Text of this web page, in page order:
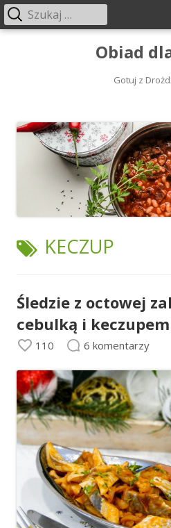
Obiad
Gotuj z
Menu
Szukaj:
TAGI:
KECZUP
Śledzie z octowej
cebulką i keczupem
110 6 komentarzy